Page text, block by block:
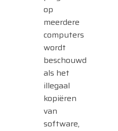
op
meerdere
computers
wordt
beschouwd
als het
illegaal
kopiëren
van
software,